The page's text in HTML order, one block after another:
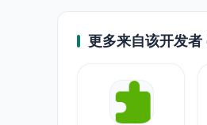
更多来自该开发者